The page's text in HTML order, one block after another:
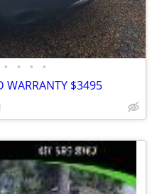
• • • •
WARRANTY $3495